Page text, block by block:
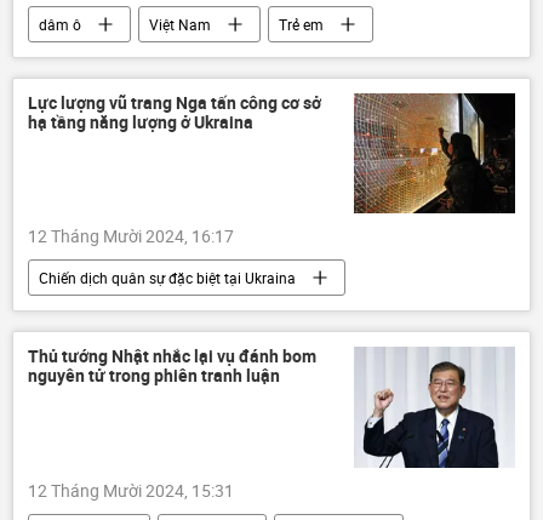
dâm ô Việt Nam
Trẻ em
vi phạm
Pháp luật
bắt giữ
công an
Bình Dương
Lực lượng vũ trang Nga tấn công cơ sở
hạ tầng năng lượng ở Ukraina
12 Tháng Mười 2024, 16:17
Chiến dịch quân sự đặc biệt tại Ukraina
Nga
Bộ Quốc phòng Nga
Quân đội Nga
Ukraina
Cuộc khủng hoảng ở Ukraina
Sáp nhập DNR, LNR, Zaporozhye và Kherson vào Nga
LNR
Donetsk
Thủ tướng Nhật nhắc lại vụ đánh bom
nguyên tử trong phiên tranh luận
12 Tháng Mười 2024, 15:31